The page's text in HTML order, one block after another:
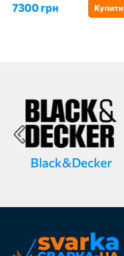
7300 грн Купити
Black&Decker